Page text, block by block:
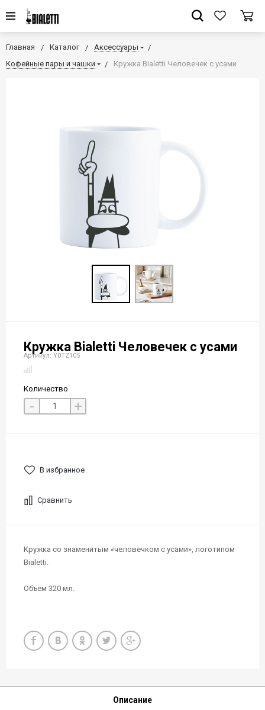
Главная Каталог
Аксессуары
Кофейные пары и чашки
Кружка Bialetti Человечек с усами
Кружка Bialetti Человечек с усами
Артикул: Y0TZ105
Количество
- +
В избранное
Сравнить
Кружка со знаменитым «человечком с усами», логотипом
Bialetti.
Объём 320 мл.
Описание